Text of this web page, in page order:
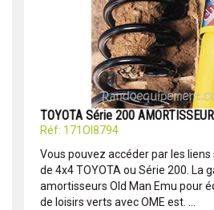
TOYOTA Série 200
Réf: 171OI8794
Vous pouvez accéder par les
de 4x4 TOYOTA ou Série 200. La
amortisseurs Old Man Emu pour
de loisirs verts avec OME est. ...